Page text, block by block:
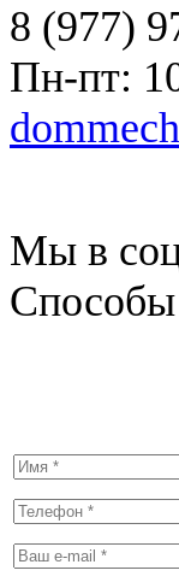
8 (977)
Пн-пт:
Мы в